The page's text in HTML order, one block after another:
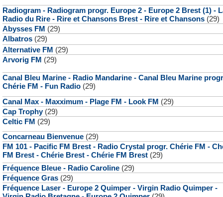
Radiogram - Radiogram progr. Europe 2 - Europe 2 Brest (1) -
Radio du Rire - Rire et Chansons Brest - Rire et Chansons (29)
Abysses FM (29)
Albatros (29)
Alternative FM (29)
Arvorig FM (29)
Canal Bleu Marine - Radio Mandarine - Canal Bleu Marine
Chérie FM - Fun Radio (29)
Canal Max - Maxximum - Plage FM - Look FM (29)
Cap Trophy(29)
Celtic FM (29)
Concarneau Bienvenue (29)
FM 101 - Pacific FM Brest - Radio Crystal progr. Chérie FM -
FM Brest - Chérie Brest - Chérie FM Brest (29)
Fréquence Bleue - Radio Caroline (29)
Fréquence Gras (29)
Fréquence Laser - Europe 2 Quimper - Virgin Radio Quimper -